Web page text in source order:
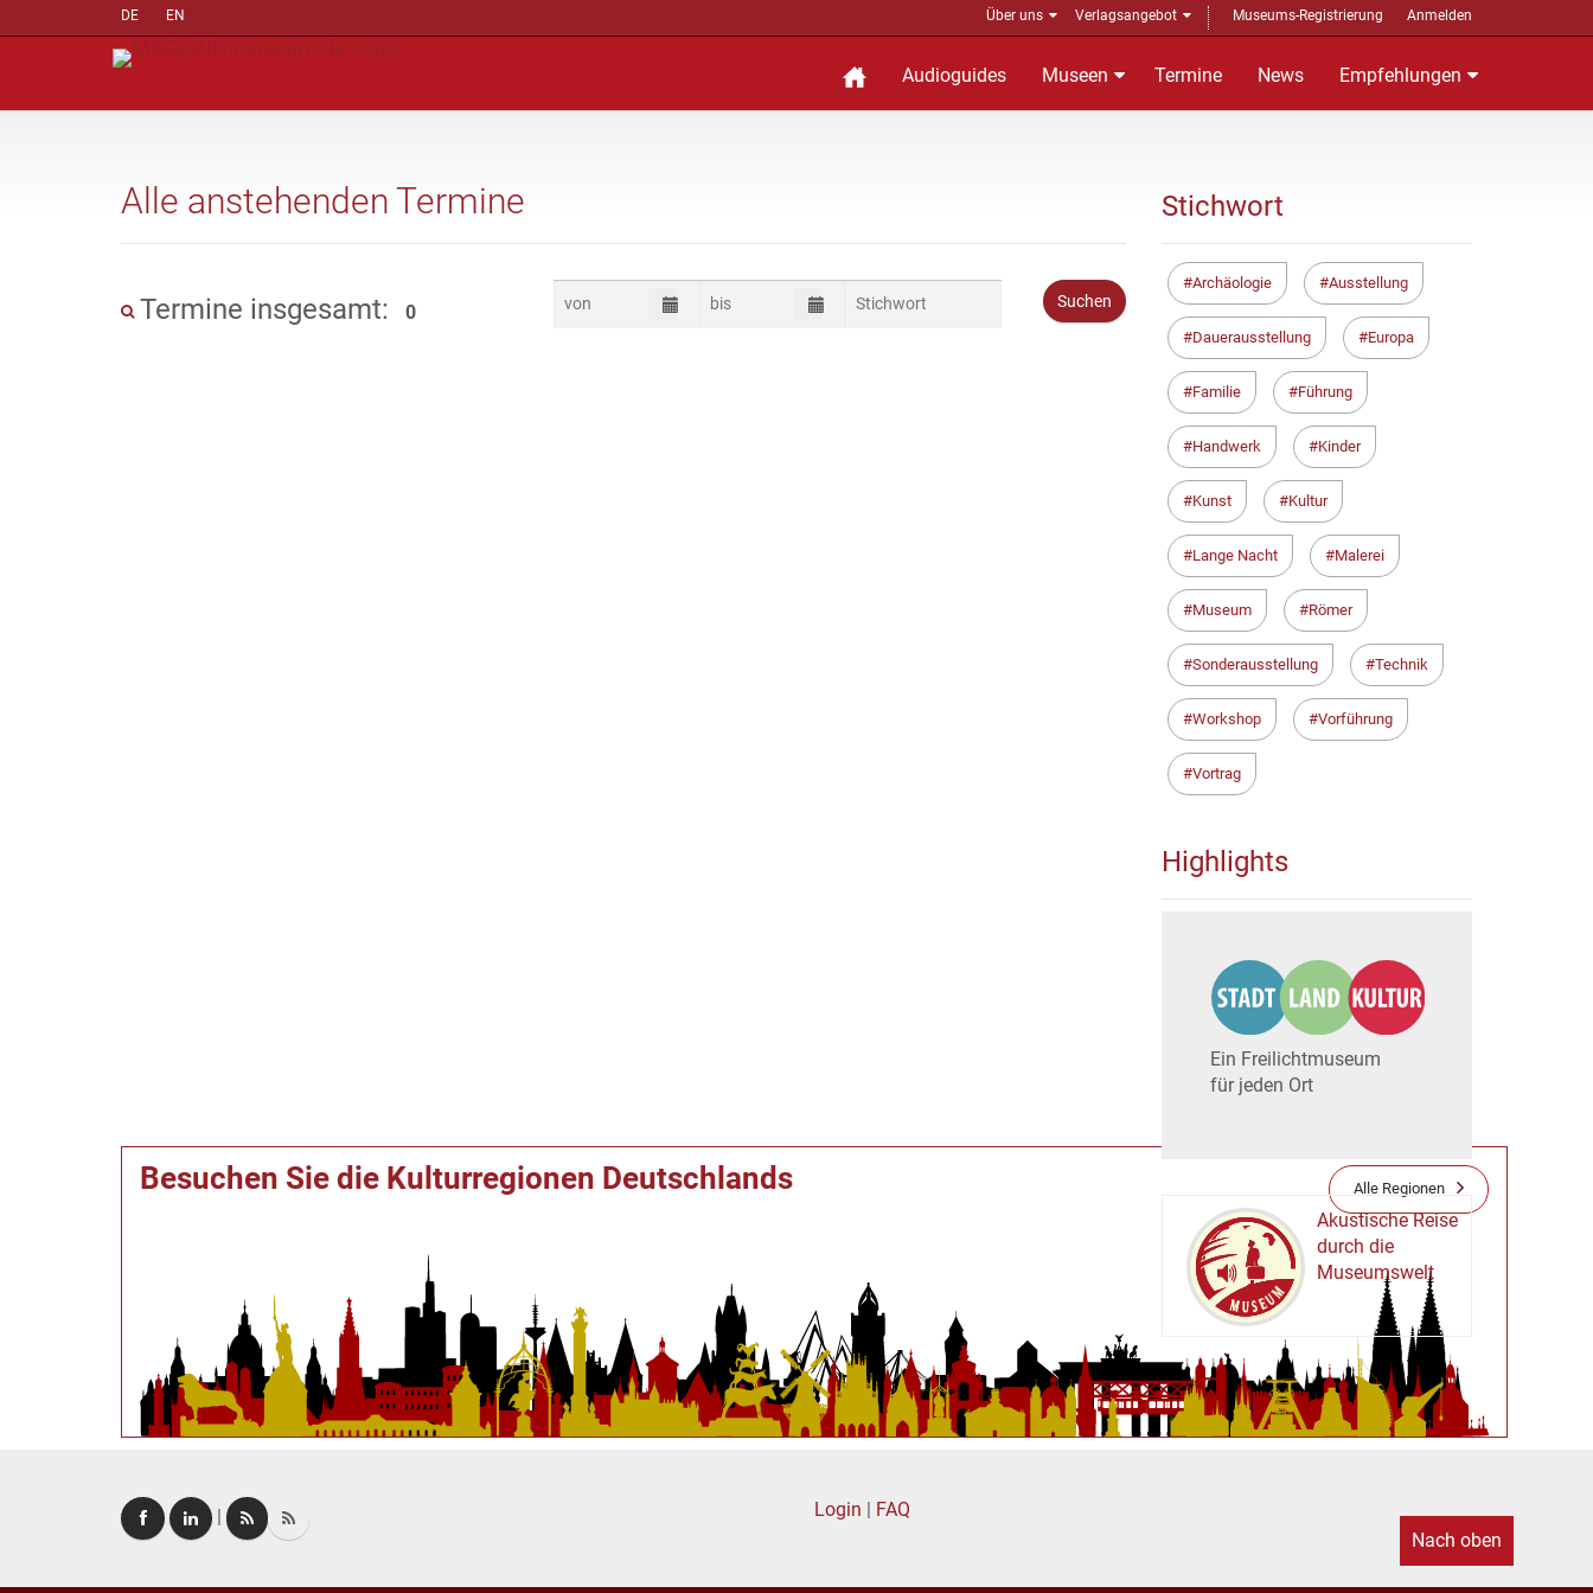
DE EN Über uns Verlagsangebot Museums-Registrierung Anmelden
Audioguides Museen Termine News Empfehlungen
Alle anstehenden Termine
Termine insgesamt: 0
Besuchen Sie die Kulturregionen Deutschlands Alle Regionen
Stichwort
Archäologie Ausstellung
Dauerausstellung Europa
Familie Führung
Handwerk Kinder
Kunst Kultur
Lange Nacht Malerei
Museum Römer
Sonderausstellung Technik
Workshop Vorführung
Vortrag
Highlights
Ein Freilichtmuseum
für jeden Ort
MUSEUM
Akustische Reise
durch die
Museumswelt
Login | FAQ
Nach oben